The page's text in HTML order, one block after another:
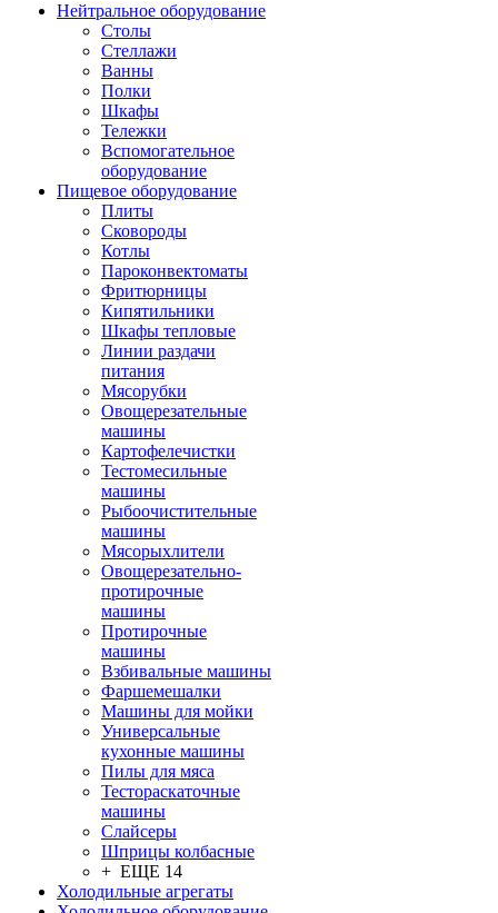
Нейтральное оборудование
Столы
Стеллажи
Ванны
Полки
Шкафы
Тележки
Вспомогательное
оборудование
Пищевое оборудование
Плиты
Сковороды
Котлы
Пароконвектоматы
Фритюрницы
Кипятильники
Шкафы тепловые
Линии раздачи
питания
Мясорубки
Овощерезательные
машины
Картофелечистки
Тестомесильные
машины
Рыбоочистительные
машины
Мясорыхлители
Овощерезательно-
протирочные
машины
Протирочные
машины
Взбивальные машины
Фаршемешалки
Машины для мойки
Универсальные
кухонные машины
Пилы для мяса
Тестораскаточные
машины
Слайсеры
Шприцы колбасные
+ ЕЩЕ 14
Холодильные агрегаты